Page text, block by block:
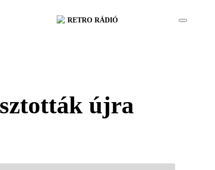
RETRO RÁDIÓ
újra